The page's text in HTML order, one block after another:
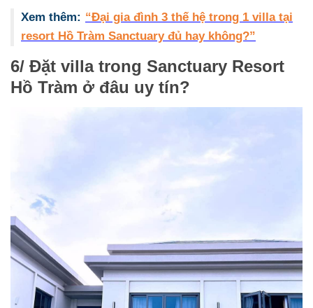
Xem thêm: “Đại gia đình 3 thế hệ trong 1 villa tại
resort Hồ Tràm Sanctuary đủ hay không?”
6/ Đặt villa trong Sanctuary Resort
Hồ Tràm ở đâu uy tín?